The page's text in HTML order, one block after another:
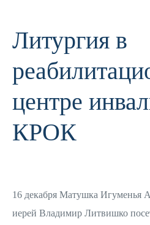
Литургия в
центре
КРОК
16 декабря Матушка Игуменья
иерей Владимир Литвишко